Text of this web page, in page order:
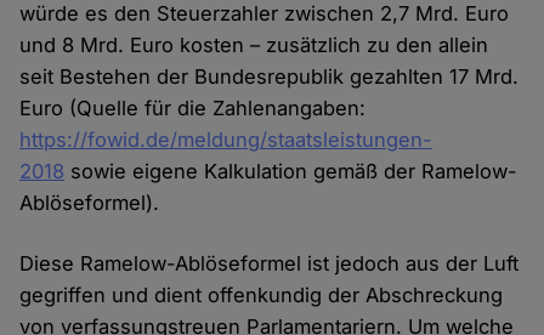
würde es den Steuerzahler zwischen 2,7 Mrd. Euro
und 8 Mrd. Euro kosten – zusätzlich zu den allein
seit Bestehen der Bundesrepublik gezahlten 17 Mrd.
Euro (Quelle für die Zahlenangaben:
https://fowid.de/meldung/staatsleistungen-
2018 sowie eigene Kalkulation gemäß der Ramelow-
Ablöseformel).
Diese Ramelow-Ablöseformel ist jedoch aus der Luft
gegriffen und dient offenkundig der Abschreckung
von verfassungstreuen Parlamentariern. Um welche